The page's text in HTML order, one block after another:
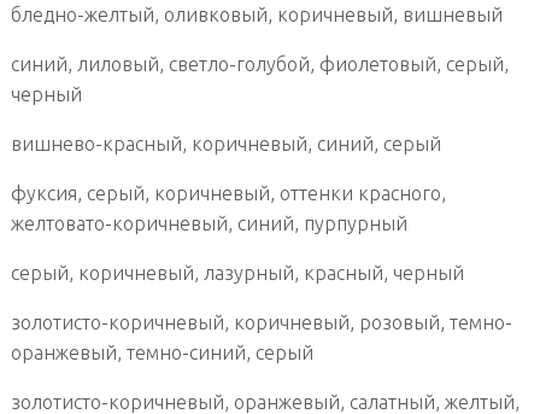
бледно-желтый, оливковый, коричневый, вишневый
синий, лиловый, светло-голубой, фиолетовый, серый,
черный
вишнево-красный, коричневый, синий, серый
фуксия, серый, коричневый, оттенки красного,
желтовато-коричневый, синий, пурпурный
серый, коричневый, лазурный, красный, черный
золотисто-коричневый, коричневый, розовый, темно-
оранжевый, темно-синий, серый
золотисто-коричневый, оранжевый, салатный, желтый,